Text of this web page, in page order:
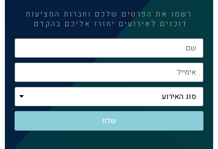
רשמו את הפרטים שלכם וחברות המציעות
דוכנים לאירועים יחזרו אליכם בהקדם.
שלח